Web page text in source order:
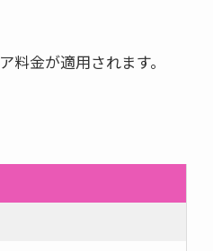
金が適用されます。